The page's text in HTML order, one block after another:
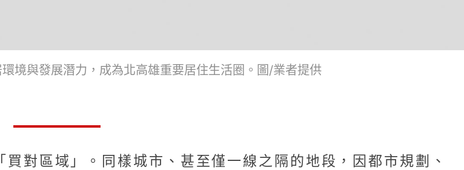
境與發展潛力，成為北高雄重要居住生活圈。圖/業者提供
對區域」。同樣城市、甚至僅一線之隔的地段，因都市規劃、